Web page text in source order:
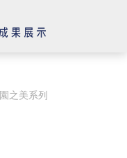
之美系列